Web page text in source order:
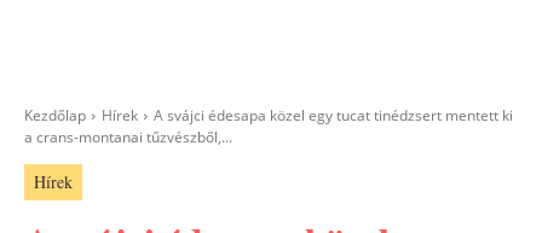
Kezdőlap Hírek
A svájci édesapa közel egy tucat tinédzsert mentett ki
a crans-montanai tűzvészből,...
Hírek